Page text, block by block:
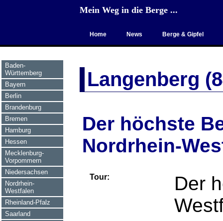
Mein Weg in die Berge ...
Home News Berge & Gipfel
Baden-
Württemberg
Bayern
Berlin
Brandenburg
Bremen
Hamburg
Hessen
Mecklenburg-
Vorpommern
Niedersachsen
Nordrhein-
Westfalen
Rheinland-Pfalz
Saarland
Langenberg
Der höchste
Nordrhein-
Tour:
Der